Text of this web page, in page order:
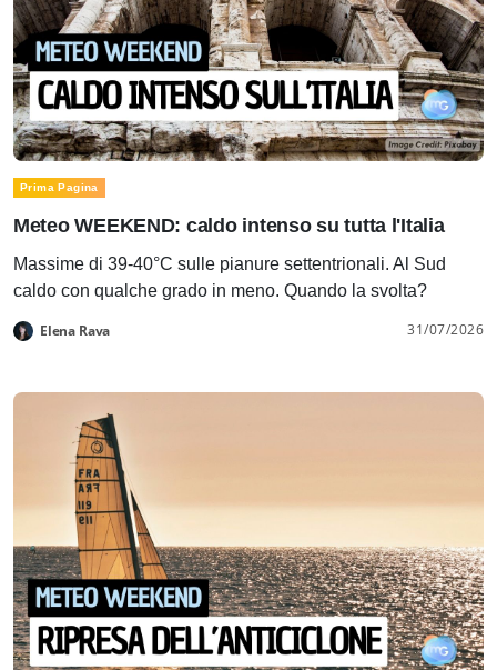
Prima Pagina
Meteo WEEKEND: caldo intenso su tutta l'Italia
Massime di 39-40°C sulle pianure settentrionali. Al Sud
caldo con qualche grado in meno. Quando la svolta?
Elena Rava 31/07/2026